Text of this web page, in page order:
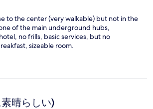
to the center (very walkable) but not in the
of the main underground hubs,
no frills, basic services, but no
sizeable room.
晴らしい)